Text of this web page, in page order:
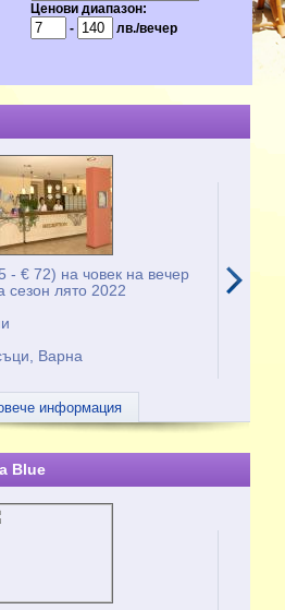
Ценови диапазон:
-
лв./вечер
- € 72) на човек на вечер
сезон лято 2022
Варна
информация
Blue